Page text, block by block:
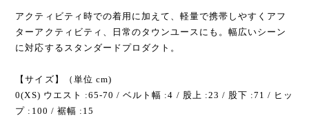
アクティビティ時での着用に加えて、軽量で携帯しやすくアフ
ターアクティビティ、日常のタウンユースにも。幅広いシーン
に対応するスタンダードプロダクト。
【サイズ】（単位 cm)
0(XS) ウエスト :65-70 / ベルト幅 :4 / 股上 :23 / 股下 :71 / ヒッ
プ :100 / 裾幅 :15